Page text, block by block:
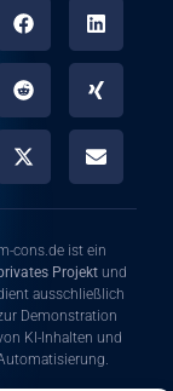
cons.de ist ein
Projekt und
ausschließlich
Demonstration
KI-Inhalten und